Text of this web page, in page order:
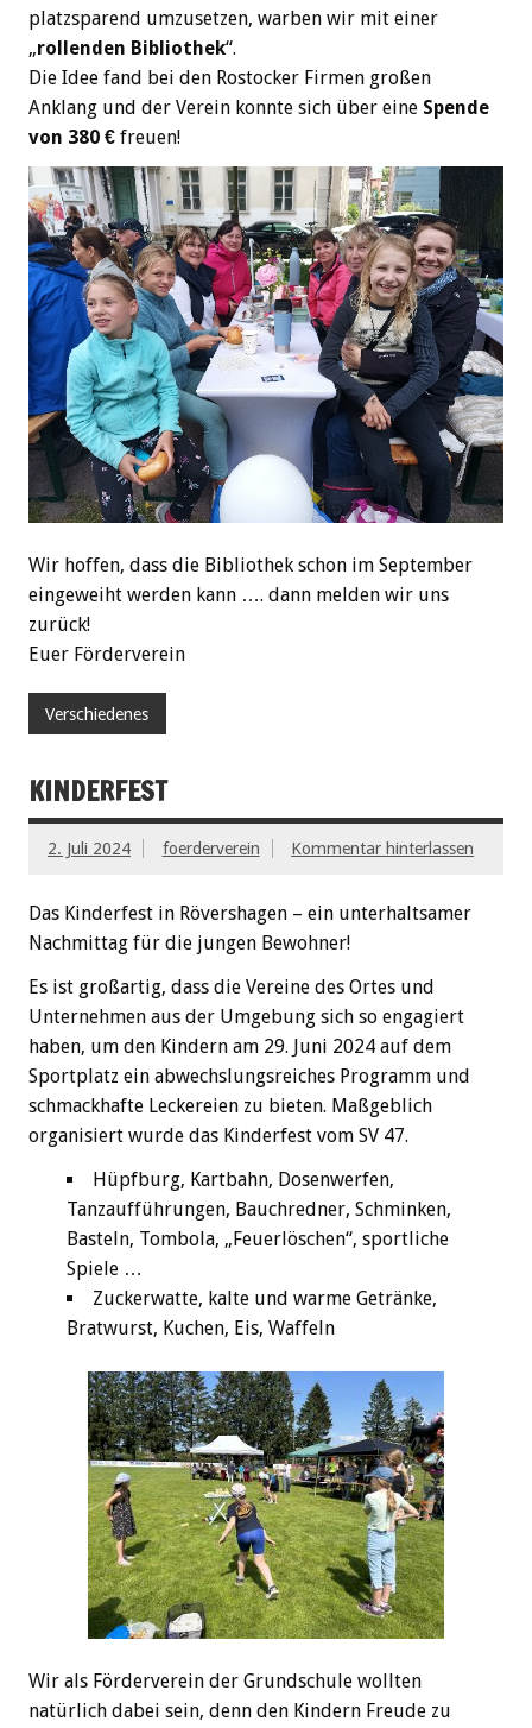
platzsparend umzusetzen, warben wir mit einer
„rollenden Bibliothek“.
Die Idee fand bei den Rostocker Firmen großen
Anklang und der Verein konnte sich über eine Spende
von 380 € freuen!
Wir hoffen, dass die Bibliothek schon im September
eingeweiht werden kann …. dann melden wir uns
zurück!
Euer Förderverein
Verschiedenes
KINDERFEST
2. Juli 2024 foerderverein Kommentar hinterlassen
Das Kinderfest in Rövershagen – ein unterhaltsamer
Nachmittag für die jungen Bewohner!
Es ist großartig, dass die Vereine des Ortes und
Unternehmen aus der Umgebung sich so engagiert
haben, um den Kindern am 29. Juni 2024 auf dem
Sportplatz ein abwechslungsreiches Programm und
schmackhafte Leckereien zu bieten. Maßgeblich
organisiert wurde das Kinderfest vom SV 47.
Hüpfburg, Kartbahn, Dosenwerfen,
Tanzaufführungen, Bauchredner, Schminken,
Basteln, Tombola, „Feuerlöschen“, sportliche
Spiele …
Zuckerwatte, kalte und warme Getränke,
Bratwurst, Kuchen, Eis, Waffeln
Wir als Förderverein der Grundschule wollten
natürlich dabei sein, denn den Kindern Freude zu